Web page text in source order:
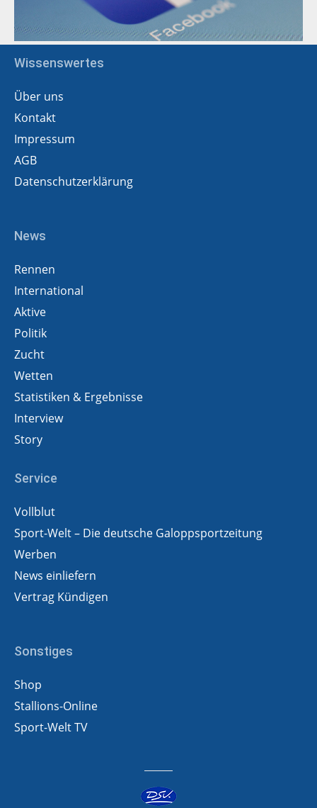
Wissenswertes
Über uns
Kontakt
Impressum
AGB
Datenschutzerklärung
News
Rennen
International
Aktive
Politik
Zucht
Wetten
Statistiken & Ergebnisse
Interview
Story
Service
Vollblut
Sport-Welt – Die deutsche Galoppsportzeitung
Werben
News einliefern
Vertrag Kündigen
Sonstiges
Shop
Stallions-Online
Sport-Welt TV